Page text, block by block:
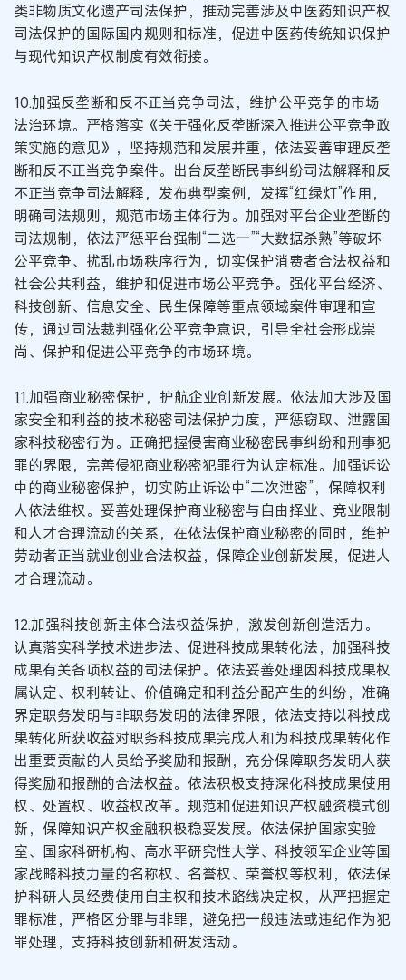
类非物质文化遗产司法保护，推动完善涉及中医药知识产权
司法保护的国际国内规则和标准，促进中医药传统知识保护
与现代知识产权制度有效衔接。
10.加强反垄断和反不正当竞争司法，维护公平竞争的市场
法治环境。严格落实《关于强化反垄断深入推进公平竞争政
策实施的意见》，坚持规范和发展并重，依法妥善审理反垄
断和反不正当竞争案件。出台反垄断民事纠纷司法解释和反
不正当竞争司法解释，发布典型案例，发挥“红绿灯”作用，
明确司法规则，规范市场主体行为。加强对平台企业垄断的
司法规制，依法严惩平台强制“二选一”“大数据杀熟”等破坏
公平竞争、扰乱市场秩序行为，切实保护消费者合法权益和
社会公共利益，维护和促进市场公平竞争。强化平台经济、
科技创新、信息安全、民生保障等重点领域案件审理和宣
传，通过司法裁判强化公平竞争意识，引导全社会形成崇
尚、保护和促进公平竞争的市场环境。
11.加强商业秘密保护，护航企业创新发展。依法加大涉及国
家安全和利益的技术秘密司法保护力度，严惩窃取、泄露国
家科技秘密行为。正确把握侵害商业秘密民事纠纷和刑事犯
罪的界限，完善侵犯商业秘密犯罪行为认定标准。加强诉讼
中的商业秘密保护，切实防止诉讼中“二次泄密”，保障权利
人依法维权。妥善处理保护商业秘密与自由择业、竞业限制
和人才合理流动的关系，在依法保护商业秘密的同时，维护
劳动者正当就业创业合法权益，保障企业创新发展，促进人
才合理流动。
12.加强科技创新主体合法权益保护，激发创新创造活力。
认真落实科学技术进步法、促进科技成果转化法，加强科技
成果有关各项权益的司法保护。依法妥善处理因科技成果权
属认定、权利转让、价值确定和利益分配产生的纠纷，准确
界定职务发明与非职务发明的法律界限，依法支持以科技成
果转化所获收益对职务科技成果完成人和为科技成果转化作
出重要贡献的人员给予奖励和报酬，充分保障职务发明人获
得奖励和报酬的合法权益。依法积极支持深化科技成果使用
权、处置权、收益权改革。规范和促进知识产权融资模式创
新，保障知识产权金融积极稳妥发展。依法保护国家实验
室、国家科研机构、高水平研究性大学、科技领军企业等国
家战略科技力量的名称权、名誉权、荣誉权等权利，依法保
护科研人员经费使用自主权和技术路线决定权，从严把握定
罪标准，严格区分罪与非罪，避免把一般违法或违纪作为犯
罪处理，支持科技创新和研发活动。